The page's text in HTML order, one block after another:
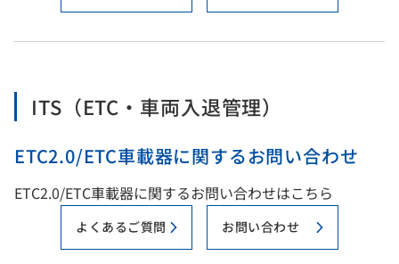
ITS（ETC・車両入退管理）
ETC2.0/ETC車載器に関するお問い合わせ
ETC2.0/ETC車載器に関するお問い合わせはこちら
よくあるご質問 お問い合わせ